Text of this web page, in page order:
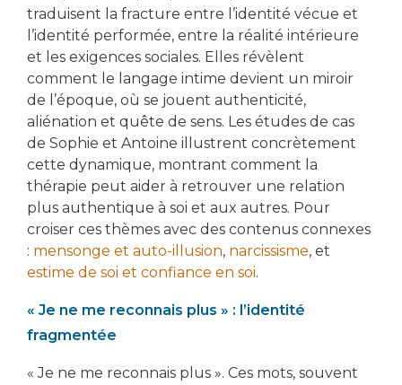
traduisent la fracture entre l’identité vécue et
l’identité performée, entre la réalité intérieure
et les exigences sociales. Elles révèlent
comment le langage intime devient un miroir
de l’époque, où se jouent authenticité,
aliénation et quête de sens. Les études de cas
de Sophie et Antoine illustrent concrètement
cette dynamique, montrant comment la
thérapie peut aider à retrouver une relation
plus authentique à soi et aux autres. Pour
croiser ces thèmes avec des contenus connexes
: mensonge et auto-illusion, narcissisme, et
estime de soi et confiance en soi.
« Je ne me reconnais plus » : l’identité
fragmentée
« Je ne me reconnais plus ». Ces mots, souvent